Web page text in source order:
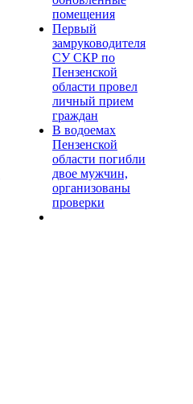
помещения
Первый
замруководителя
СУ СКР по
Пензенской
области провел
личный прием
граждан
В водоемах
Пензенской
области погибли
двое мужчин,
организованы
проверки